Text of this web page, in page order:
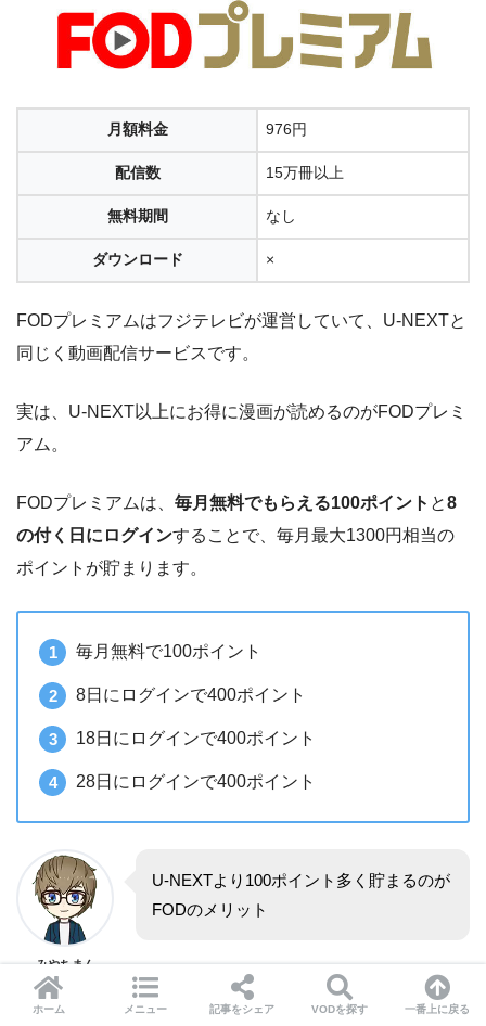
月額料金 976円
配信数 15万冊以上
無料期間 なし
ダウンロード ×
FODプレミアムはフジテレビが運営していて、U-NEXTと
同じく動画配信サービスです。
実は、U-NEXT以上にお得に漫画が読めるのがFODプレミ
アム。
FODプレミアムは、 毎月無料でもらえる100ポイント と8
の付く日にログインすることで、毎月最大1300円相当の
ポイントが貯まります。
毎月無料で100ポイント
8日にログインで400ポイント
18日にログインで400ポイント
28日にログインで400ポイント
みやちまん
U-NEXTより100ポイント多く貯まるのが
FODのメリット
ホーム メニュー 記事をシェア VODを探す 一番上に戻る